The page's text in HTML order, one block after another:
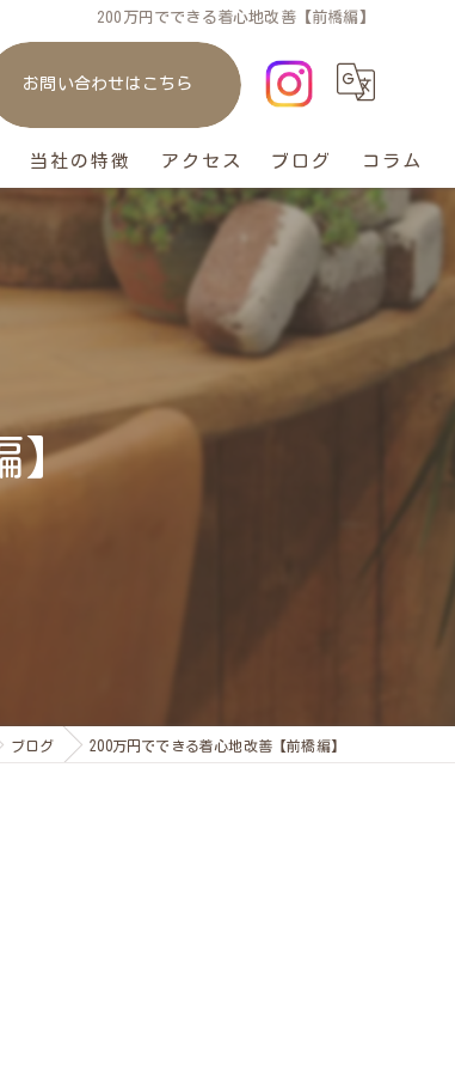
200万円でできる着心地改善【前橋編】
お問い合わせはこちら
当社の特徴
リフォーム
おしゃれ
アクセス ブログ コラム
】
ブログ 200万円でできる着心地改善【前橋編】